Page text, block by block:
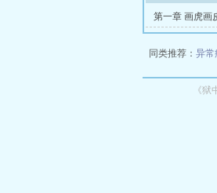
第一章 画虎画
同类推荐： 异常
《